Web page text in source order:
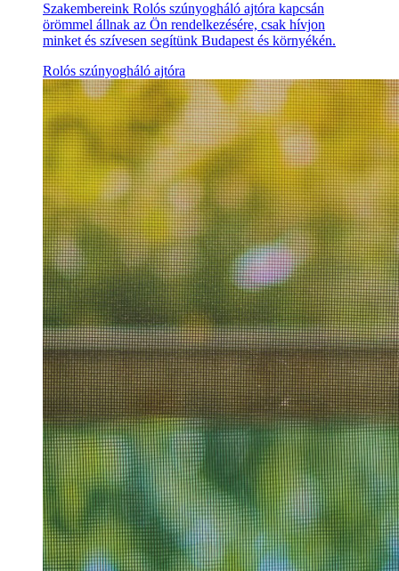
Szakembereink Rolós szúnyogháló ajtóra kapcsán
örömmel állnak az Ön rendelkezésére, csak hívjon
minket és szívesen segítünk Budapest és környékén.
Rolós szúnyogháló ajtóra